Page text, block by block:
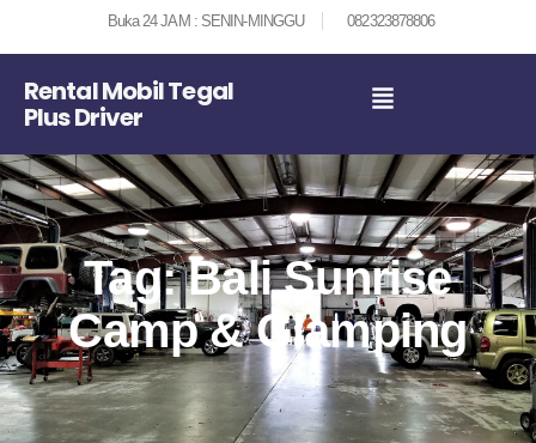
Buka 24 JAM : SENIN-MINGGU 082323878806
Rental Mobil Tegal
Plus Driver
Tag: Bali Sunrise
Camp & Glamping